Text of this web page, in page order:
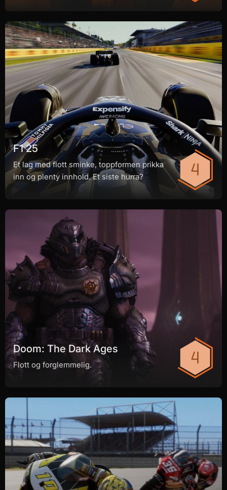
F1 25
Et lag med flott sminke, toppformen prikka
inn og plenty innhold. Et siste hurra?
Doom: The Dark Ages
Flott og forglemmelig.